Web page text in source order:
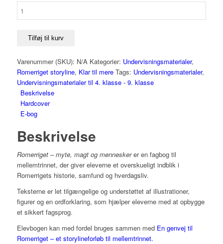
magt
mennesker
antal
Tilføj til kurv
Varenummer (SKU): N/A Kategorier: Undervisningsmaterialer,
Romerriget storyline, Klar til mere Tags: Undervisningsmaterialer,
Undervisningsmaterialer til 4. klasse - 9. klasse
Beskrivelse
Hardcover
E-bog
Beskrivelse
Romerriget – myte, magt og menneskerer en fagbog til
mellemtrinnet, der giver eleverne et overskueligt indblik i
Romerrigets historie, samfund og hverdagsliv.
Teksterne er let tilgængelige og understøttet af illustrationer,
figurer og en ordforklaring, som hjælper eleverne med at opbygge
et sikkert fagsprog.
Elevbogen kan med fordel bruges sammen med En genvej til
Romerriget – et storylineforløb til mellemtrinnet.